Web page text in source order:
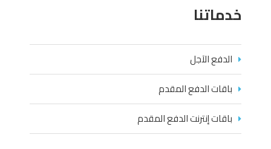
خدماتنا
الدفع الآجل
باقات الدفع المقدم
باقات إنترنت الدفع المقدم